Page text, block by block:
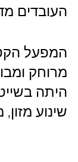
העובדים
המפעל
מרוחק
היתה
שינוע